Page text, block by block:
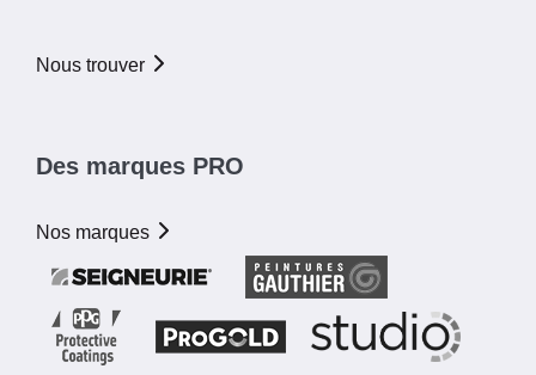
Nous trouver
Des marques PRO
Nos marques